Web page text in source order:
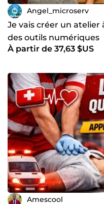
Angel_microserv
Je vais créer un
des outils numériques
À partir de 37,63 $US
Amescool